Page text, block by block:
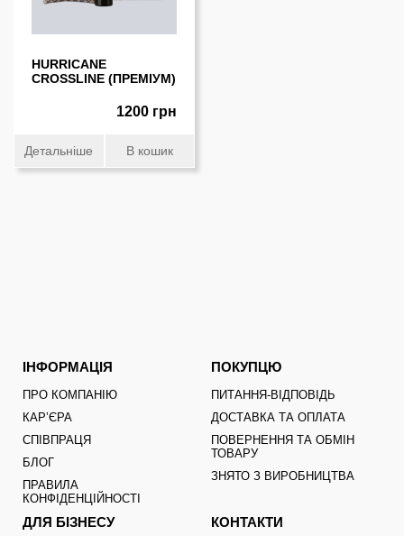
HURRICANE
CROSSLINE (ПРЕМІУМ)
1200 грн
Детальніше В кошик
ІНФОРМАЦІЯ
ПРО КОМПАНІЮ
КАРʼЄРА
СПІВПРАЦЯ
БЛОГ
ПРАВИЛА
КОНФІДЕНЦІЙНОСТІ
ПОКУПЦЮ
ПИТАННЯ-ВІДПОВІДЬ
ДОСТАВКА ТА ОПЛАТА
ПОВЕРНЕННЯ ТА ОБМІН
ТОВАРУ
ЗНЯТО З ВИРОБНИЦТВА
ДЛЯ БІЗНЕСУ КОНТАКТИ